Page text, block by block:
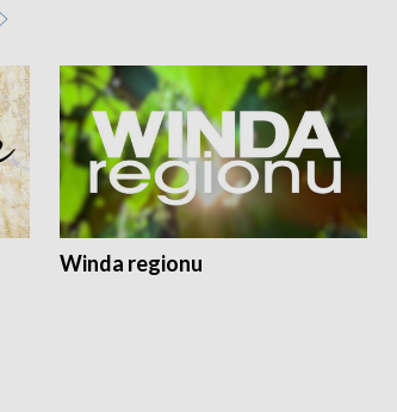
Winda regionu